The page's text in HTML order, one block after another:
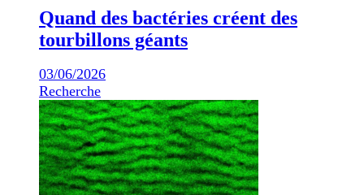
Quand des bactéries créent des
tourbillons géants
03/06/2026
Recherche